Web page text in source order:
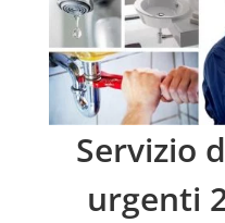
Servizio
urgenti